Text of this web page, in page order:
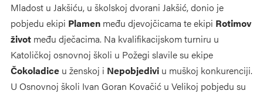
Mladost u Jakšiću, u školskoj dvorani Jakšić, donio je
pobjedu ekipi Plamen među djevojčicama te ekipi Rotimov
život među dječacima. Na kvalifikacijskom turniru u
Katoličkoj osnovnoj školi u Požegi slavile su ekipe
Čokoladice u ženskoj i Nepobjedivi u muškoj konkurenciji.
U Osnovnoj školi Ivan Goran Kovačić u Velikoj pobjedu su